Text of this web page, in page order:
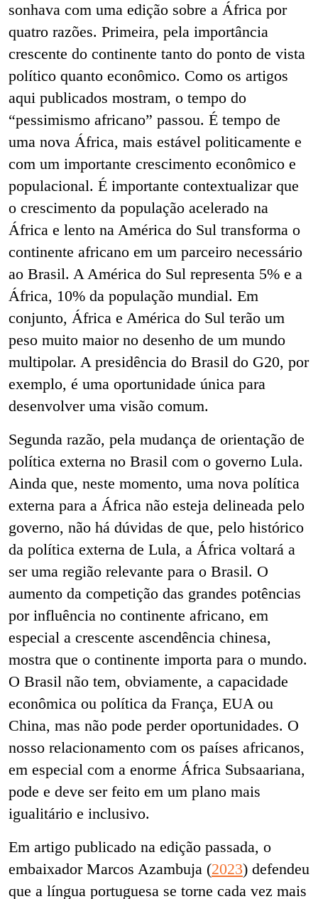
sonhava com uma edição sobre a África por
quatro razões. Primeira, pela importância
crescente do continente tanto do ponto de vista
político quanto econômico. Como os artigos
aqui publicados mostram, o tempo do
“pessimismo africano” passou. É tempo de
uma nova África, mais estável politicamente e
com um importante crescimento econômico e
populacional. É importante contextualizar que
o crescimento da população acelerado na
África e lento na América do Sul transforma o
continente africano em um parceiro necessário
ao Brasil. A América do Sul representa 5% e a
África, 10% da população mundial. Em
conjunto, África e América do Sul terão um
peso muito maior no desenho de um mundo
multipolar. A presidência do Brasil do G20, por
exemplo, é uma oportunidade única para
desenvolver uma visão comum.
Segunda razão, pela mudança de orientação de
política externa no Brasil com o governo Lula.
Ainda que, neste momento, uma nova política
externa para a África não esteja delineada pelo
governo, não há dúvidas de que, pelo histórico
da política externa de Lula, a África voltará a
ser uma região relevante para o Brasil. O
aumento da competição das grandes potências
por influência no continente africano, em
especial a crescente ascendência chinesa,
mostra que o continente importa para o mundo.
O Brasil não tem, obviamente, a capacidade
econômica ou política da França, EUA ou
China, mas não pode perder oportunidades. O
nosso relacionamento com os países africanos,
em especial com a enorme África Subsaariana,
pode e deve ser feito em um plano mais
igualitário e inclusivo.
Em artigo publicado na edição passada, o
embaixador Marcos Azambuja (2023) defendeu
que a língua portuguesa se torne cada vez mais